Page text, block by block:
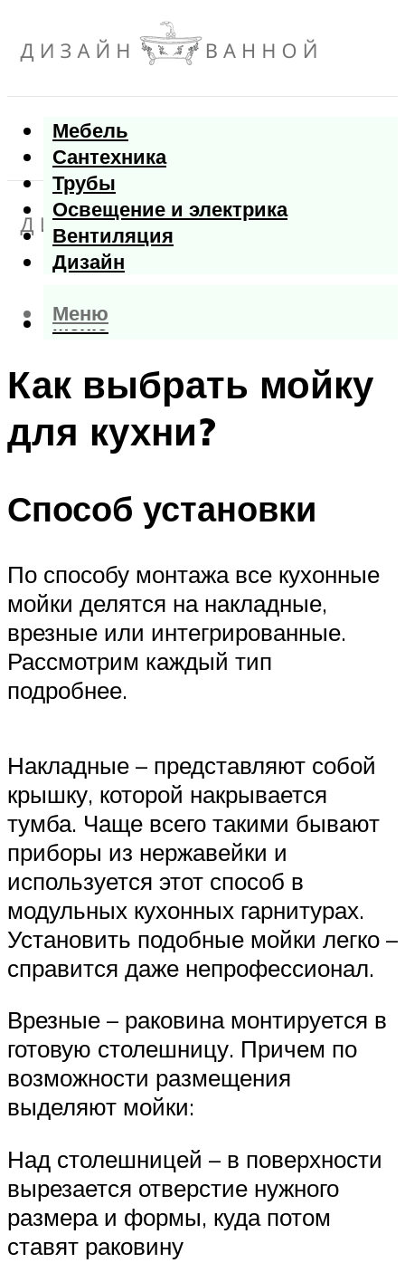
Мебель
Сантехника
Трубы
Освещение и электрика
Вентиляция
Дизайн
Меню
Меню
Как выбрать мойку
для кухни?
Способ установки
По способу монтажа все кухонные
мойки делятся на накладные,
врезные или интегрированные.
Рассмотрим каждый тип
подробнее.
Накладные – представляют собой
крышку, которой накрывается
тумба. Чаще всего такими бывают
приборы из нержавейки и
используется этот способ в
модульных кухонных гарнитурах.
Установить подобные мойки легко –
справится даже непрофессионал.
Врезные – раковина монтируется в
готовую столешницу. Причем по
возможности размещения
выделяют мойки:
Над столешницей – в поверхности
вырезается отверстие нужного
размера и формы, куда потом
ставят раковину